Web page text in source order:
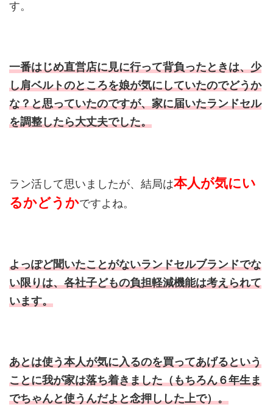
す。
一番はじめ直営店に見に行って背負ったときは、少
し肩ベルトのところを娘が気にしていたのでどうか
な？と思っていたのですが、家に届いたランドセル
を調整したら大丈夫でした。
ラン活して思いましたが、結局は本人が気にい
るかどうかですよね。
よっぽど聞いたことがないランドセルブランドでな
い限りは、各社子どもの負担軽減機能は考えられて
います。
あとは使う本人が気に入るのを買ってあげるという
ことに我が家は落ち着きました（もちろん６年生ま
でちゃんと使うんだよと念押しした上で）。